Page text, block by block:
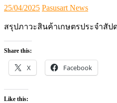
Posted
25/04/2025 Author
Pasusart News
สรุปภาวะสินค้าเกษตรประจำสัป
Share this:
X Facebook
Like this: